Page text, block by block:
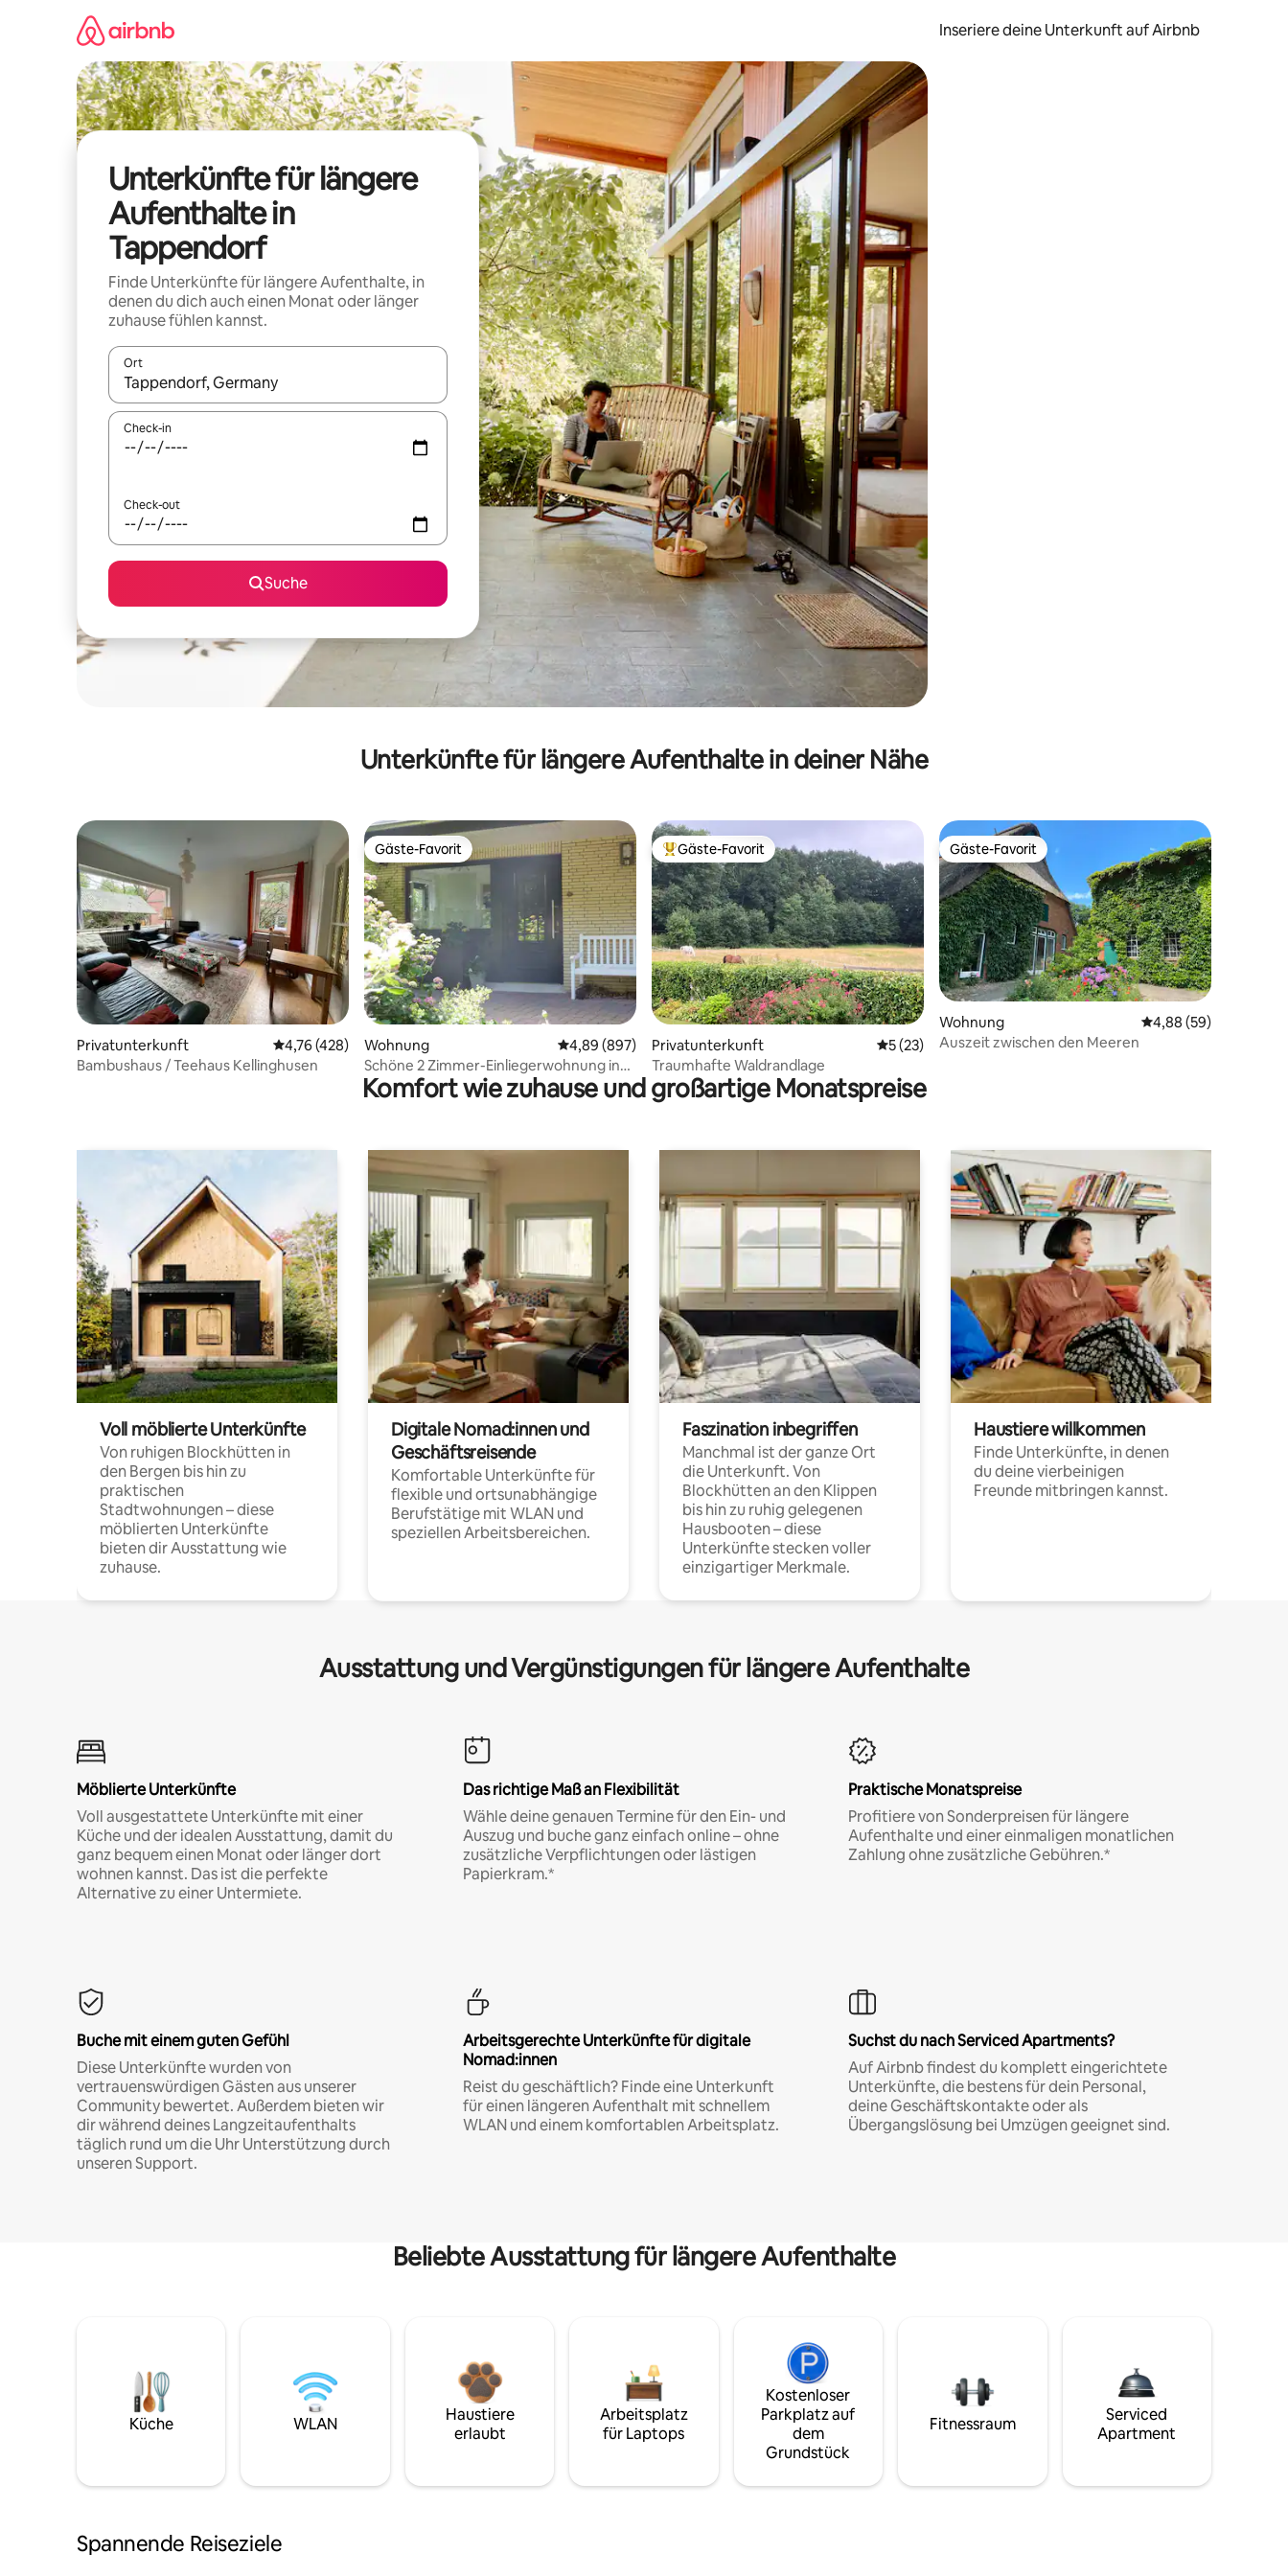
Inseriere deine Unterkunft auf Airbnb
Unterkünfte für längere
Aufenthalte in
Tappendorf
Finde Unterkünfte für längere Aufenthalte, in
denen du dich auch einen Monat oder länger
zuhause fühlen kannst.
Ort
Wenn Ergebnisse verfügbar sind, navigiere mit den Pfeiltasten nach oben und unten oder erkunde die Ergebnisse durch Berühren oder Wischgesten.
Check-in
Check-out
Suche
Unterkünfte für längere Aufenthalte in deiner Nähe
Privatunterkunft Durchschnittliche Bewertung: 4,76 von 5, 428 Bewertungen
4,76 (428)
Bambushaus / Teehaus Kellinghusen
Gäste-Favorit
Gäste-Favorit
Wohnung Durchschnittliche Bewertung: 4,89 von 5, 897 Bewertungen
4,89 (897)
Schöne 2 Zimmer-Einliegerwohnung in
Kellinghusen
Beliebter Gäste-Favorit.
Gäste-Favorit
Privatunterkunft Durchschnittliche Bewertung: 5 von 5, 23 Bewertungen
5 (23)
Traumhafte Waldrandlage
Gäste-Favorit
Gäste-Favorit
Wohnung Durchschnittliche
4,88 (59)
Auszeit zwischen den Meeren
Komfort wie zuhause und großartige Monatspreise
Voll möblierte Unterkünfte
Von ruhigen Blockhütten in
den Bergen bis hin zu
praktischen
Stadtwohnungen – diese
möblierten Unterkünfte
bieten dir Ausstattung wie
zuhause.
Digitale Nomad:innen und
Geschäftsreisende
Komfortable Unterkünfte für
flexible und ortsunabhängige
Berufstätige mit WLAN und
speziellen Arbeitsbereichen.
Faszination inbegriffen
Manchmal ist der ganze Ort
die Unterkunft. Von
Blockhütten an den Klippen
bis hin zu ruhig gelegenen
Hausbooten – diese
Unterkünfte stecken voller
einzigartiger Merkmale.
Haustiere willkommen
Finde Unterkünfte, in denen
du deine vierbeinigen
Freunde mitbringen kannst.
Ausstattung und Vergünstigungen für längere Aufenthalte
Möblierte Unterkünfte
Voll ausgestattete Unterkünfte mit einer
Küche und der idealen Ausstattung, damit du
ganz bequem einen Monat oder länger dort
wohnen kannst. Das ist die perfekte
Alternative zu einer Untermiete.
Das richtige Maß an Flexibilität
Wähle deine genauen Termine für den Ein- und
Auszug und buche ganz einfach online – ohne
zusätzliche Verpflichtungen oder lästigen
Papierkram.*
Praktische Monatspreise
Profitiere von Sonderpreisen für längere
Aufenthalte und einer einmaligen monatlichen
Zahlung ohne zusätzliche Gebühren.*
Buche mit einem guten Gefühl
Diese Unterkünfte wurden von
vertrauenswürdigen Gästen aus unserer
Community bewertet. Außerdem bieten wir
dir während deines Langzeitaufenthalts
täglich rund um die Uhr Unterstützung durch
unseren Support.
Arbeitsgerechte Unterkünfte für digitale
Nomad:innen
Reist du geschäftlich? Finde eine Unterkunft
für einen längeren Aufenthalt mit schnellem
WLAN und einem komfortablen Arbeitsplatz.
Suchst du nach Serviced Apartments?
Auf Airbnb findest du komplett eingerichtete
Unterkünfte, die bestens für dein Personal,
deine Geschäftskontakte oder als
Übergangslösung bei Umzügen geeignet sind.
Beliebte Ausstattung für längere Aufenthalte
Küche WLAN
Haustiere
erlaubt
Arbeitsplatz
für Laptops
Kostenloser
Parkplatz auf
dem
Grundstück
Fitnessraum
Serviced
Apartment
Spannende Reiseziele